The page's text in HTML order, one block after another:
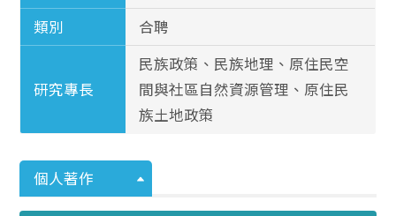
類別
合聘
研究專長
民族政策、民族地理、原住民空
間與社區自然資源管理、原住民
族土地政策
個人著作